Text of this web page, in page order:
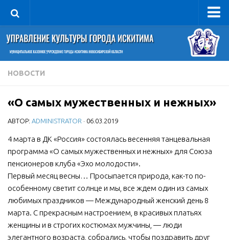
Управление
Руководитель
Сведения об организации
Книга почета культуры
Фотогалерея
Документы
Учредительные документы
Правовая база
Противодействие коррупции
Учреждения культуры
НОВОСТИ
«О самых мужественных и нежных»
АВТОР: ADMINISTRATOR · 06.03.2019
4 марта в ДК «Россия» состоялась весенняя танцевальная
программа «О самых мужественных и нежных» для Союза
пенсионеров клуба «Эхо молодости».
Первый месяц весны… Просыпается природа, как-то по-
особенному светит солнце и мы, все ждем один из самых
любимых праздников — Международный женский день 8
марта. С прекрасным настроением, в красивых платьях
женщины и в строгих костюмах мужчины, — люди
элегантного возраста, собрались, чтобы поздравить друг